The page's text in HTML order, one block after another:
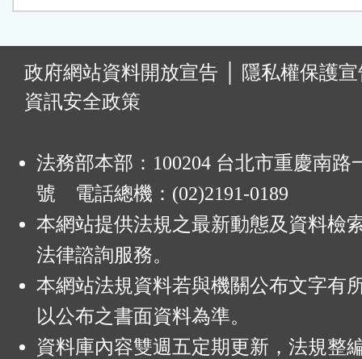
政府網站資料開放宣告
隱私權保護
資訊安全政策
法務部本部：100204 台北市重慶南路
號 電話總機：(02)2191-0189
本網站提供法規之最新動態及資料檢
法律諮詢服務。
本網站法規資料若與機關公布文字有
以公布之書面資料為準。
資料庫內容雙週五定期更新，法規整